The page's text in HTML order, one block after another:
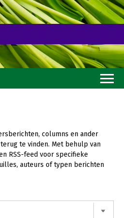
columns en ander
te vinden. Met behulp van
RSS-feed voor specifieke
auteurs of typen berichten